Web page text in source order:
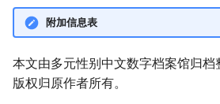
附加信息表
本文由多元性别中文数字档案馆归档
版权归原作者所有。